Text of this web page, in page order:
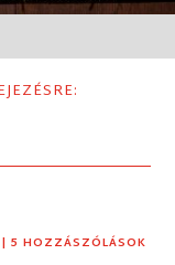
| 5 HOZZÁSZÓLÁSOK